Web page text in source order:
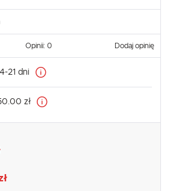
Opinii: 0 Dodaj opinię
21 dni
zł